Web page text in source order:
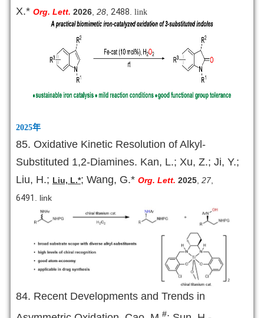
X.* Org. Lett. 2026, 28, 2488 link
2025年
85. Oxidative Kinetic Resolution of Alkyl-
Substituted 1,2-Diamines. Kan, L.; Xu, Z.; Ji, Y.;
Liu, H.; Liu, L.*; Wang, G.* Org. Lett. 2025, 27,
6491
link
84. Recent Developments and Trends in
#